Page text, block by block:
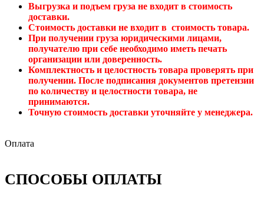
Выгрузка и подъем груза не входит в стоимость
доставки.
Стоимость доставки не входит в стоимость товара.
При получении груза юридическими лицами,
получателю при себе необходимо иметь печать
организации или доверенность.
Комплектность и целостность товара проверять при
получении. После подписания документов претензии
по количеству и целостности товара, не
принимаются.
Точную стоимость доставки уточняйте у менеджера.
Оплата
СПОСОБЫ ОПЛАТЫ